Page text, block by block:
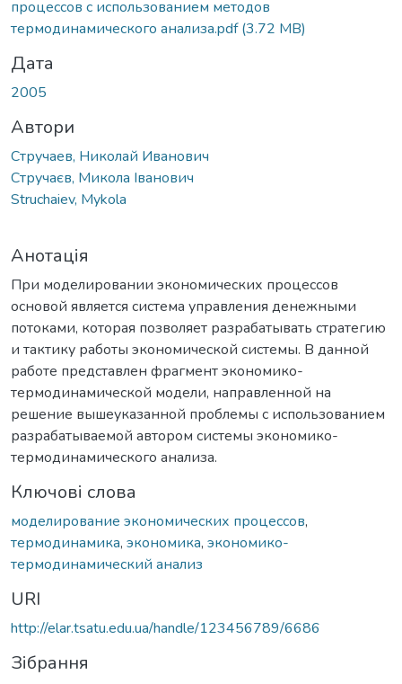
процессов с использованием методов
термодинамического анализа.pdf(3.72 MB)
Дата
2005
Автори
Стручаев, Николай Иванович
Стручаєв, Микола Іванович
Struchaiev, Mykola
Анотація
При моделировании экономических процессов
основой является система управления денежными
потоками, которая позволяет разрабатывать стратегию
и тактику работы экономической системы. В данной
работе представлен фрагмент экономико-
термодинамической модели, направленной на
решение вышеуказанной проблемы с использованием
разрабатываемой автором системы экономико-
термодинамического анализа.
Ключові слова
моделирование экономических процессов,
термодинамика, экономика, экономико-
термодинамический анализ
URI
http://elar.tsatu.edu.ua/handle/123456789/6686
Зібрання